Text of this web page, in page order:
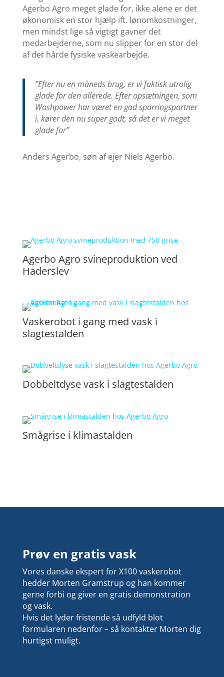
Agerbo Agro meget glade for, ikke alene er det
økonomisk en stor hjælp ift. lønomkostninger,
men mindst lige så vigtigt gavner det
medarbejderne, som nu slipper for en stor del
af det hårde fysiske vaskearbejde.
”Efter nu en måneds brug, er vi faktisk utrolig
glade for den allerede. Efter opsætningen, som
Washpower har været en god sparringspartner
i, kører den nu super godt, så det er vi meget
glade for”
Anders Agerbo, søn af ejer Niels Agerbo.
Agerbo Agro svineproduktion ved
Haderslev
Vaskerobot i gang med vask i
slagtestalden
Dobbeltdyse vask i slagtestalden
Smågrise i klimastalden
Prøv en gratis vask
Vores danske ekspert for X100 vaskerobot
hedder Morten Gramstrup og han kommer
gerne forbi og giver en gratis demonstration
og vask.
Hvis det lyder fristende så udfyld blot
formularen nedenfor – så kontakter Morten dig
hurtigst muligt.